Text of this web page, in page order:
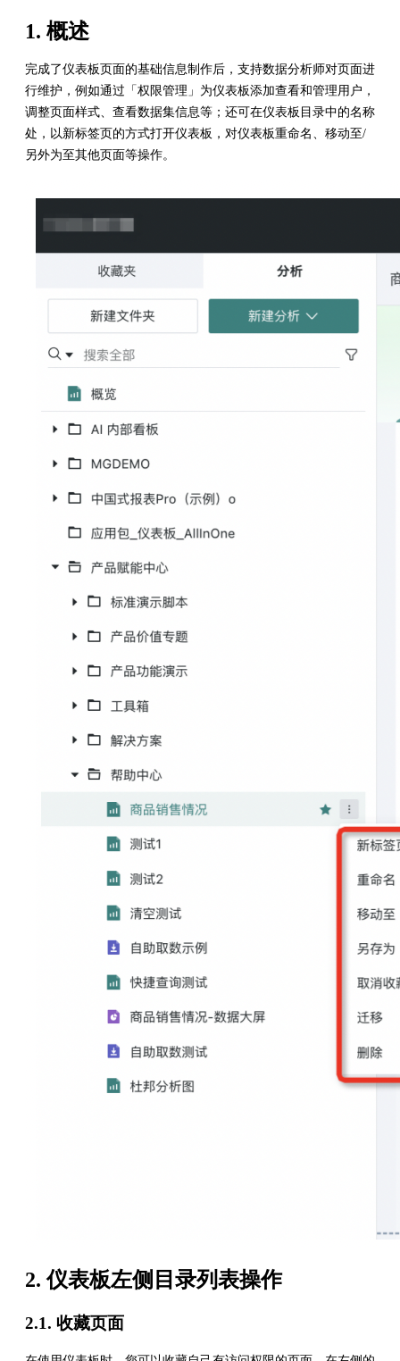
1. 概述
完成了仪表板页面的基础信息制作后，支持数据分析师对页面进
行维护，例如通过「权限管理」为仪表板添加查看和管理用户，
调整页面样式、查看数据集信息等；还可在仪表板目录中的名称
处，以新标签页的方式打开仪表板，对仪表板重命名、移动至/
另外为至其他页面等操作。
2. 仪表板左侧目录列表操作
2.1. 收藏页面